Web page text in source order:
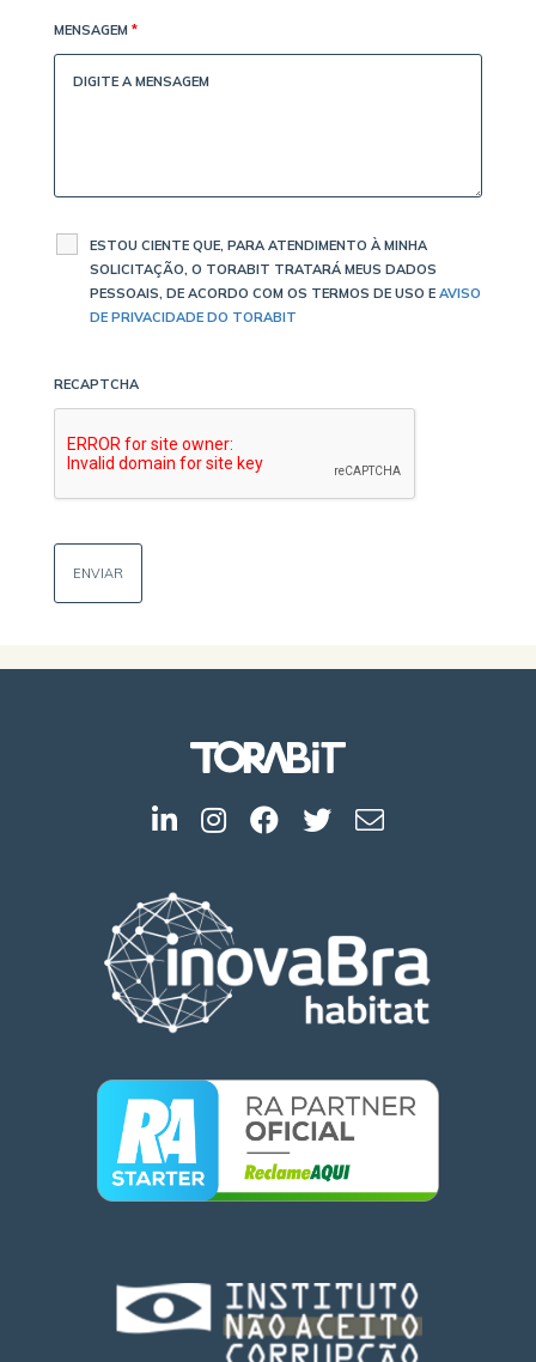
MENSAGEM *
ESTOU CIENTE QUE, PARA ATENDIMENTO À MINHA
SOLICITAÇÃO, O TORABIT TRATARÁ MEUS DADOS
PESSOAIS, DE ACORDO COM OS TERMOS DE USO E AVISO
DE PRIVACIDADE DO TORABIT
RECAPTCHA